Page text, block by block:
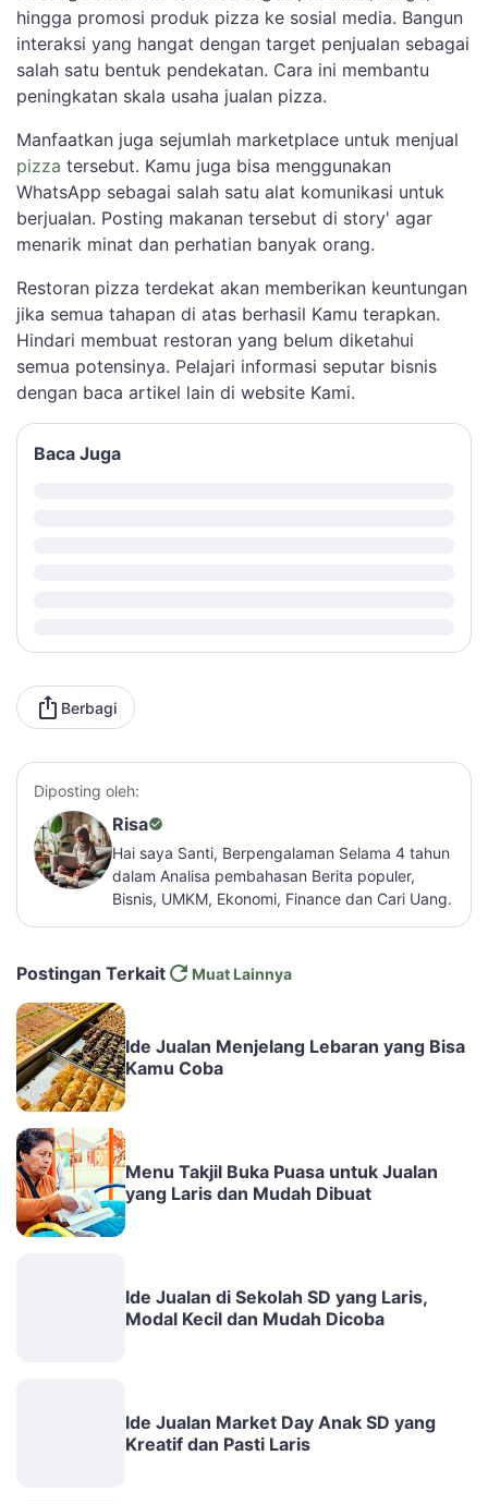
hingga promosi produk pizza ke sosial media. Bangun
interaksi yang hangat dengan target penjualan sebagai
salah satu bentuk pendekatan. Cara ini membantu
peningkatan skala usaha jualan pizza.
Manfaatkan juga sejumlah marketplace untuk menjual
pizza tersebut. Kamu juga bisa menggunakan
WhatsApp sebagai salah satu alat komunikasi untuk
berjualan. Posting makanan tersebut di story' agar
menarik minat dan perhatian banyak orang.
Restoran pizza terdekat akan memberikan keuntungan
jika semua tahapan di atas berhasil Kamu terapkan.
Hindari membuat restoran yang belum diketahui
semua potensinya. Pelajari informasi seputar bisnis
dengan baca artikel lain di website Kami.
Baca Juga
Berbagi
Diposting oleh:
Risa
Hai saya Santi, Berpengalaman Selama 4 tahun
dalam Analisa pembahasan Berita populer,
Bisnis, UMKM, Ekonomi, Finance dan Cari Uang.
Postingan Terkait Muat Lainnya
Ide Jualan Menjelang Lebaran yang Bisa
Kamu Coba
Menu Takjil Buka Puasa untuk Jualan
yang Laris dan Mudah Dibuat
Ide Jualan di Sekolah SD yang Laris,
Modal Kecil dan Mudah Dicoba
Ide Jualan Market Day Anak SD yang
Kreatif dan Pasti Laris